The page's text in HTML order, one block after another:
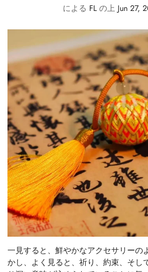
による FLの上 Jun 27,
一見すると、鮮やかなアクセサリーの
かし、よく見ると、祈り、約束、そし
Confirm your
Are you 18 years old or